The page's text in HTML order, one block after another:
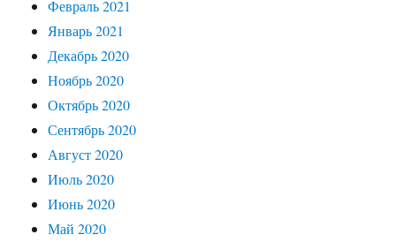
Февраль 2021
Январь 2021
Декабрь 2020
Ноябрь 2020
Октябрь 2020
Сентябрь 2020
Август 2020
Июль 2020
Июнь 2020
Май 2020